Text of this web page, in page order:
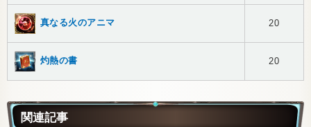
真なる火のアニマ 20
灼熱の書 20
関連記事